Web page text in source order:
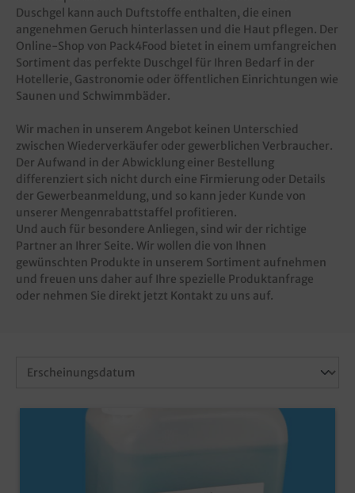
Duschgel kann auch Duftstoffe enthalten, die einen
angenehmen Geruch hinterlassen und die Haut pflegen. Der
Online-Shop von Pack4Food bietet in einem umfangreichen
Sortiment das perfekte Duschgel für Ihren Bedarf in der
Hotellerie, Gastronomie oder öffentlichen Einrichtungen wie
Saunen und Schwimmbäder.
Wir machen in unserem Angebot keinen Unterschied
zwischen Wiederverkäufer oder gewerblichen Verbraucher.
Der Aufwand in der Abwicklung einer Bestellung
differenziert sich nicht durch eine Firmierung oder Details
der Gewerbeanmeldung, und so kann jeder Kunde von
unserer Mengenrabattstaffel profitieren.
Und auch für besondere Anliegen, sind wir der richtige
Partner an Ihrer Seite. Wir wollen die von Ihnen
gewünschten Produkte in unserem Sortiment aufnehmen
und freuen uns daher auf Ihre spezielle Produktanfrage
oder nehmen Sie direkt jetzt Kontakt zu uns auf.